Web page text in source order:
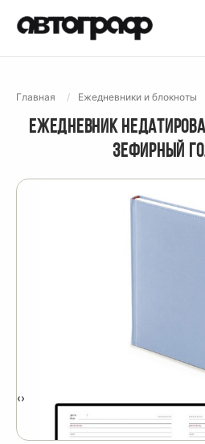
Главная Ежедневники и блокноты
ЕЖЕДНЕВНИК
ЗЕФИРНЫЙ
‹›